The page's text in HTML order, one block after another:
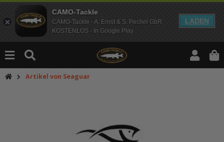
CAMO-Tackle
CAMO-Tackle - A. Ernst & S. Pechel GbR
KOSTENLOS - In Google Play
LADEN
Artikel von Seaguar